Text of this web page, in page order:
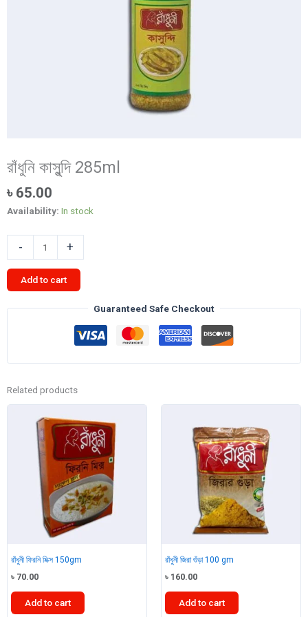
রাঁধুনি কাসুন্দি 285ml
৳ 65.00
Availability: In stock
-
কাসুন্দি
285ml
quantity
+
Add to cart
Guaranteed Safe Checkout
Related products
রাঁধুনী ফিরনি মিক্স 150gm
৳ 70.00
Add to cart
রাঁধুনী জিরা গুঁড়া 100 gm
৳ 160.00
Add to cart